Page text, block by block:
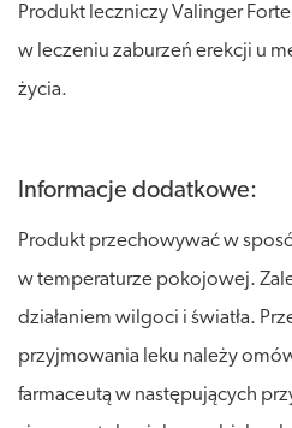
Produkt leczniczy Valinger
w leczeniu zaburzeń erekcji u
życia.
Informacje dodatkowe:
Produkt przechowywać w
w temperaturze pokojowej.
działaniem wilgoci i światła.
przyjmowania leku należy
farmaceutą w następujących